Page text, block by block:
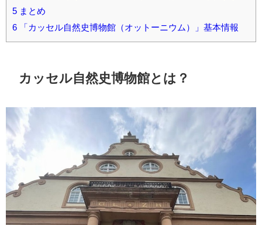
5 まとめ
6 「カッセル自然史博物館（オットーニウム）」基本情報
カッセル自然史博物館とは？